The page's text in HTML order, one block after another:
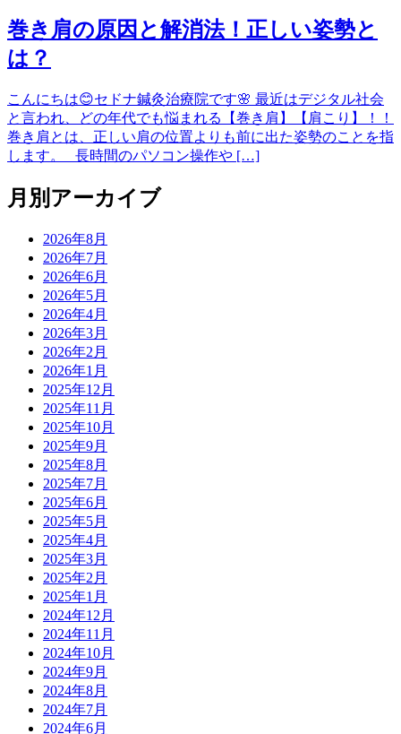
巻き肩の原因と解消法！正しい姿勢と
は？
こんにちは😊セドナ鍼灸治療院です🌸 最近はデジタル社会
と言われ、どの年代でも悩まれる【巻き肩】【肩こり】！！
巻き肩とは、正しい肩の位置よりも前に出た姿勢のことを指
します。 長時間のパソコン操作や […]
月別アーカイブ
2026年8月
2026年7月
2026年6月
2026年5月
2026年4月
2026年3月
2026年2月
2026年1月
2025年12月
2025年11月
2025年10月
2025年9月
2025年8月
2025年7月
2025年6月
2025年5月
2025年4月
2025年3月
2025年2月
2025年1月
2024年12月
2024年11月
2024年10月
2024年9月
2024年8月
2024年7月
2024年6月